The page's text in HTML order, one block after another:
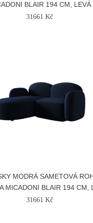
BLAIR 194 CM, LEVÁ
31661 Kč
MODRÁ SAMETOVÁ
MICADONI BLAIR 194 CM,
31661 Kč